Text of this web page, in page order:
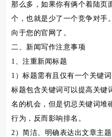
那么多，如果你有俩个着陆页
个，也就是少了一个竞争对手
向于您的官网了。
二、新闻写作注意事项
1、注重新闻标题
1）标题需有且仅有一个关键词
标题包含关键词可以提高关键
名的机会，但是切忌关键词堆
行为，反而影响排名。
2）简洁、明确表达出文章主题